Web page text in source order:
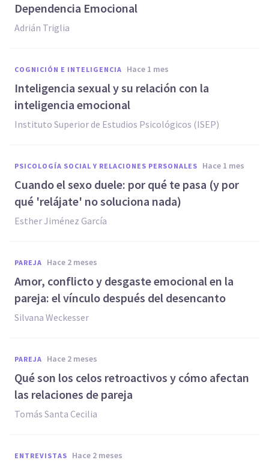
Dependencia Emocional
Adrián Triglia
COGNICIÓN E INTELIGENCIA hace 1 mes
Inteligencia sexual y su relación con la
inteligencia emocional
Instituto Superior de Estudios Psicológicos (ISEP)
PSICOLOGÍA SOCIAL Y RELACIONES PERSONALES hace 1 mes
Cuando el sexo duele: por qué te pasa (y por
qué 'relájate' no soluciona nada)
Esther Jiménez García
PAREJA hace 2 meses
Amor, conflicto y desgaste emocional en la
pareja: el vínculo después del desencanto
Silvana Weckesser
PAREJA hace 2 meses
Qué son los celos retroactivos y cómo afectan
las relaciones de pareja
Tomás Santa Cecilia
ENTREVISTAS hace 2 meses